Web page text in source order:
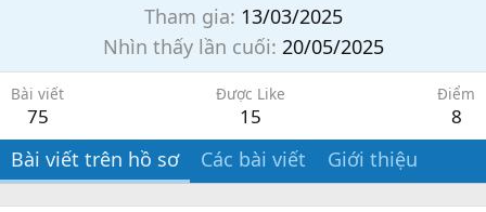
Tham gia 13/03/2025
Nhìn thấy lần cuối 20/05/2025
Bài viết
75
Được Like
15
Điểm
8
Bài viết trên hồ sơ Các bài viết Giới thiệu